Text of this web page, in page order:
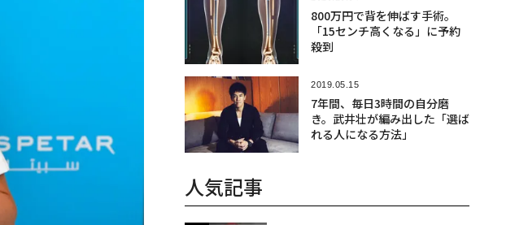
800万円で背を伸ばす手術。
「15センチ高くなる」に予約
殺到
2019.05.15
7年間、毎日3時間の自分磨
き。武井壮が編み出した「選ば
れる人になる方法」
人気記事